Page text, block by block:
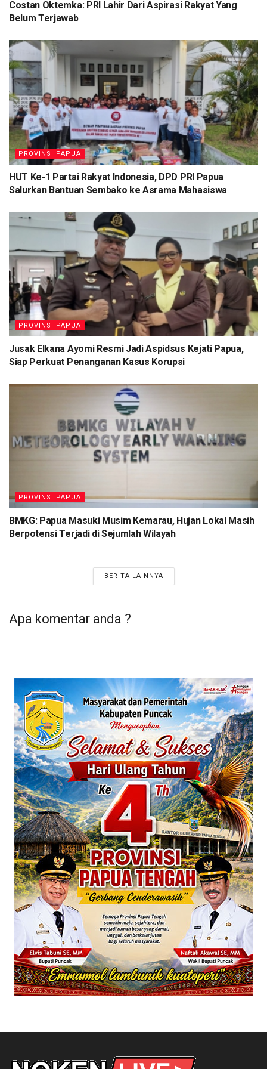
“Misalnya saat melakukan patroli terhadap kawasan
konservasi, dapat dilakukan secara bergantian antara Dinas
Kelautan dan Perikanan Provinsi Papua bersama dengan
Dinas Perikanan Biak Numfor dan juga satuan kerja yang ada
di Kupang. Pungkasnya.(RR)
Tags: Dinas Kelautan dan Perikanan (DKP) Provinsi Papua
Kabupaten Biak Numfor
Costan Oktemka: PRI Lahir Dari Aspirasi Rakyat Yang
Belum Terjawab
PROVINSI PAPUA
HUT Ke-1 Partai Rakyat Indonesia, DPD PRI Papua
Salurkan Bantuan Sembako ke Asrama Mahasiswa
PROVINSI PAPUA
Jusak Elkana Ayomi Resmi Jadi Aspidsus Kejati Papua,
Siap Perkuat Penanganan Kasus Korupsi
PROVINSI PAPUA
BMKG: Papua Masuki Musim Kemarau, Hujan Lokal Masih
Berpotensi Terjadi di Sejumlah Wilayah
BERITA LAINNYA
Apa komentar anda ?